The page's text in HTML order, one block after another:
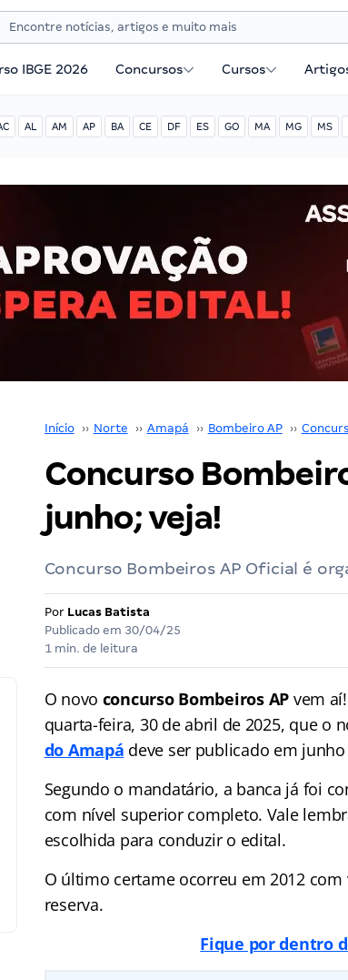
IBGE 2026 Concursos Cursos
AL AM AP BA CE DF ES GO MA MG MS
Início ›› Norte ›› Amapá ›› Bombeiro AP ››
Concurso
junho; veja!
Concurso Bombeiros AP Oficial é
Por Lucas Batista
Publicado em 30/04/25
1 min. de leitura
O novo concurso Bombeiros AP vem
quarta-feira, 30 de abril de 2025, que o
do Amapá deve ser publicado em junho
Segundo o mandatário, a banca já foi
com nível superior completo. Vale
escolhida para conduzir o edital.
O último certame ocorreu em 2012
reserva.
Fique por dentro